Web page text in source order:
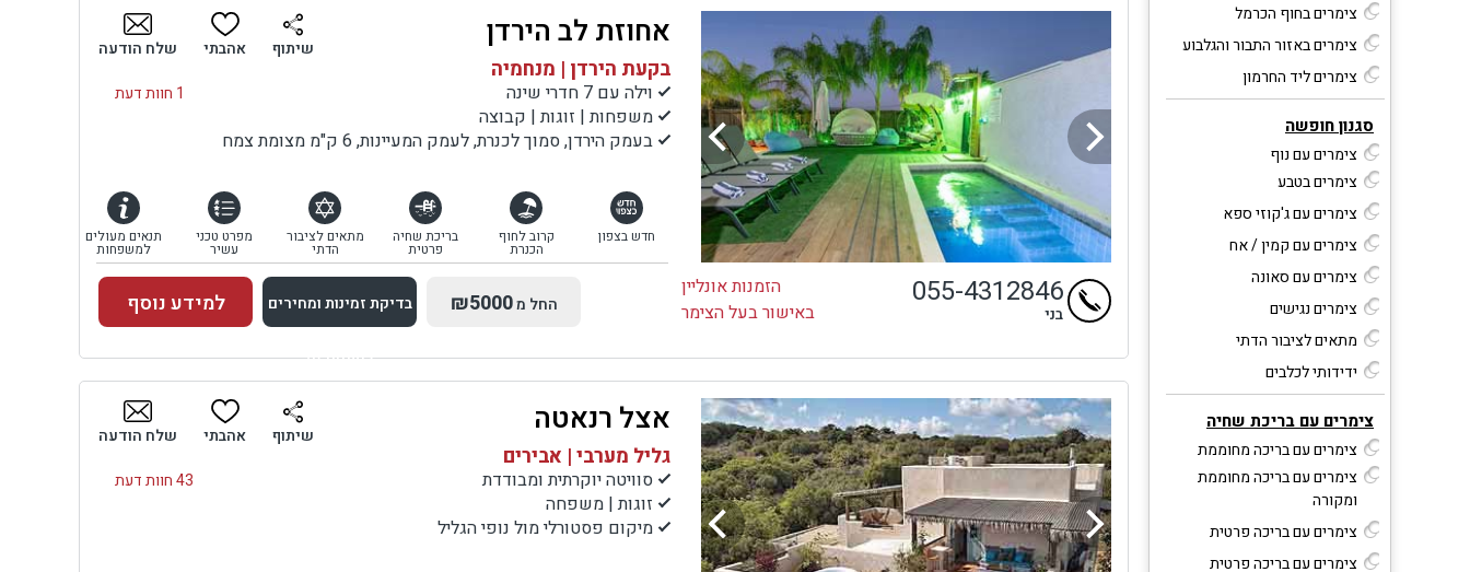
צימרים בחוף הכרמל
צימרים באזור התבור והגלבוע
צימרים ליד החרמון
סגנון חופשה
צימרים עם נוף
צימרים בטבע
צימרים עם ג'קוזי ספא
צימרים עם קמין / אח
צימרים עם סאונה
צימרים נגישים
מתאים לציבור הדתי
ידידותי לכלבים
צימרים עם בריכת שחיה
צימרים עם בריכה מחוממת
צימרים עם בריכה מחוממת
ומקורה
צימרים עם בריכה פרטית
צימרים עם בריכה פרטית
בדיקת זמינות ומחירים אחוזת לב הירדן
בקעת הירדן | מנחמיה
1 חוות דעת
וילה עם 7 חדרי שינה
משפחות | זוגות | קבוצה
בעמק הירדן, סמוך לכנרת, לעמק המעיינות, 6 ק"מ מצומת צמח
שיתוף אהבתי שלח הודעה
חדש בצפון קרוב לחוף
הכנרת
בריכת שחיה
פרטית
מתאים לציבור
הדתי
מפרט טכני
עשיר
תנאים מעולים
למשפחות
הזמנות אונליין
באישור בעל הצימר
055-4312846
בני החל מ₪5000 בדיקת זמינות ומחירים
למתחם זה
בדיקת זמינות ומחירים
למידע נוסף
אצל רנאטה
גליל מערבי | אבירים
43 חוות דעת
סוויטה יוקרתית ומבודדת
זוגות | משפחה
מיקום פסטורלי מול נופי הגליל
שיתוף אהבתי שלח הודעה